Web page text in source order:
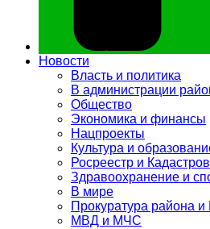
Новости
Власть и политика
В администрации
Общество
Экономика и финансы
Нацпроекты
Культура и
Росреестр и
Здравоохранение и
В мире
Прокуратура района
МВД и МЧС